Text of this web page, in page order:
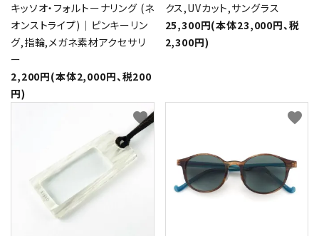
キッソオ・フォルトーナリング (ネ
オンストライプ)｜ピンキーリン
グ,指輪,メガネ素材アクセサリ
ー
2,200円(本体2,000円、税200
円)
クス,UVカット,サングラス
25,300円(本体23,000円、税
2,300円)
favorite favorite